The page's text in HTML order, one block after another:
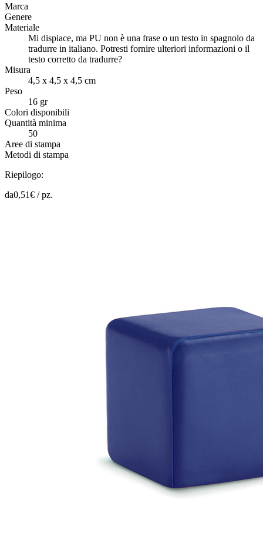
Marca
Genere
Materiale
Mi dispiace, ma PU non è una frase o un testo in spagnolo da
tradurre in italiano. Potresti fornire ulteriori informazioni o il
testo corretto da tradurre?
Misura
4,5 x 4,5 x 4,5 cm
Peso
16 gr
Colori disponibili
Quantità minima
50
Aree di stampa
Metodi di stampa
Riepilogo:
da0,51€ /pz.